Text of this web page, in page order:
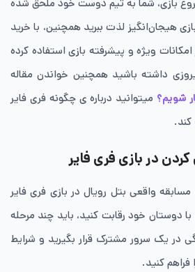
بازی، شما به تیم دوست خود ملحق شده
هیجان‌انگیز لذت ببرید همچنین، با خرید
ویژه و پیشرفته بازی استفاده کرده
داشته باشید همچنین خواندن مقاله
شویم؟ میتوانید درباره ی چگونه فری فایر
کند.
در بازی فری فایر
مسابقه واقعی بتل رویال در بازی فری فایر
دوستان خود رقابت کنید، باید چند مرحله
در یک سرور مشترک قرار بگیرید و شرایط
فراهم کنید.